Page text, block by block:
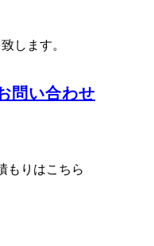
します。
問い合わせ
もりはこちら